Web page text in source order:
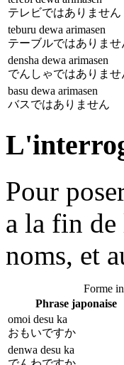
テレビではありません
teburu dewa arimasen
テーブルではありませ
densha dewa arimasen
でんしゃではありませ
basu dewa arimasen
バスではありません
Pour
a la fin de
noms, et
Forme
Phrase japonaise
omoi desu ka
おもいですか
denwa desu ka